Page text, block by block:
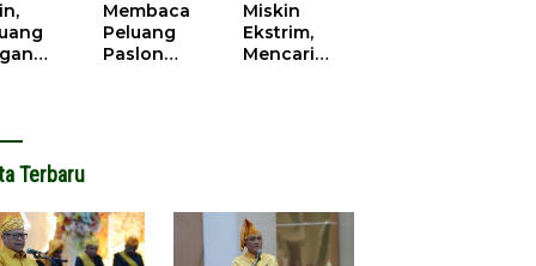
Parigi
Moutong.
Motor
Membaca
Peluang
Paslon
Miskin
Ekstrim,
Mencari
Terbaru